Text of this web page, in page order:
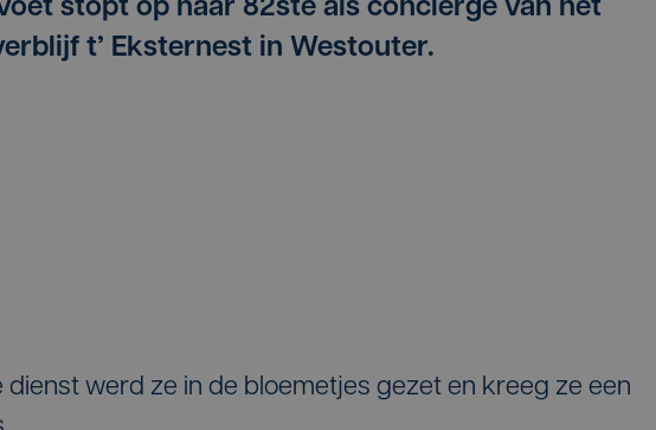
stopt op haar 82ste als conciërge van het
t’ Eksternest in Westouter.
dienst werd ze in de bloemetjes gezet en kreeg ze een